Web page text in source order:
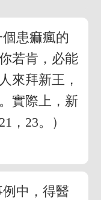
患痲瘋的
若肯，必能
來拜新王，
實際上，新
，23。）
中，得醫